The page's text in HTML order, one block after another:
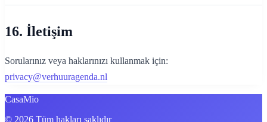
16. İletişim
Sorularınız veya haklarınızı kullanmak için:
privacy@verhuuragenda.nl
CasaMio
© 2026 Tüm hakları saklıdır